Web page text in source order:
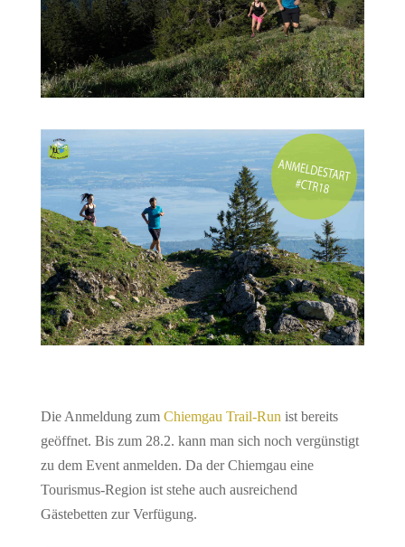
Die Anmeldung zum Chiemgau Trail-Run ist bereits
geöffnet. Bis zum 28.2. kann man sich noch vergünstigt
zu dem Event anmelden. Da der Chiemgau eine
Tourismus-Region ist stehe auch ausreichend
Gästebetten zur Verfügung.